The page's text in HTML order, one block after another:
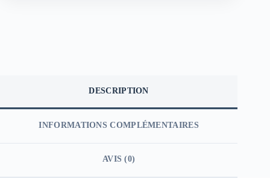
DESCRIPTION
INFORMATIONS COMPLÉMENTAIRES
AVIS (0)